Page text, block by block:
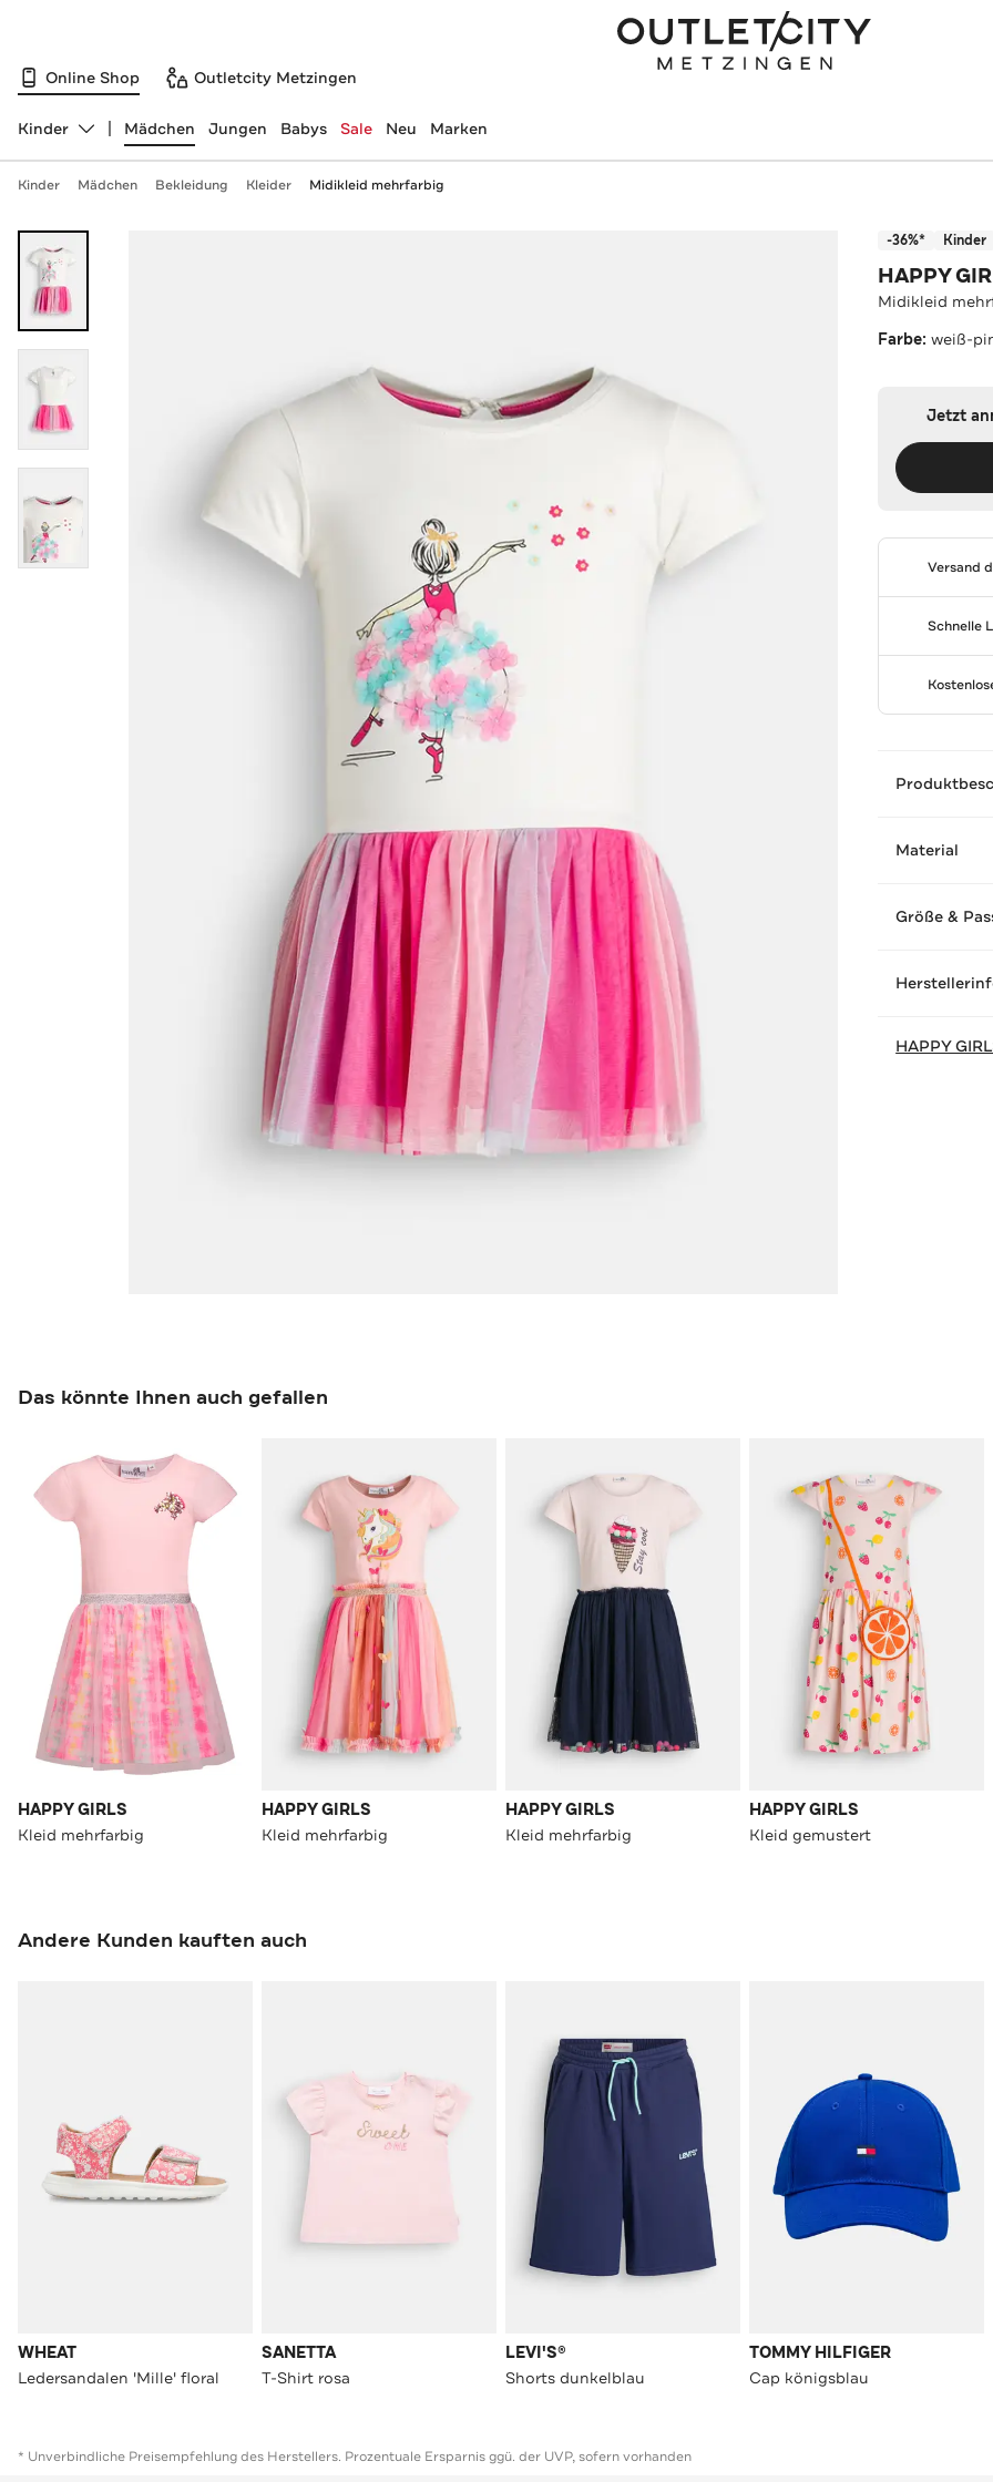
Online Shop Outletcity Metzingen
Abteilung ändern, ausgewählt:
Kinder Mädchen Jungen Babys Sale Neu Marken
Kinder Mädchen Bekleidung Kleider Midikleid mehrfarbig
-36%* Kinder
HAPPY
Midikleid
Farbe:weiß-
Jetzt
Versand
Schnelle
Material
Größe &
HAPPY
Das könnte Ihnen auch gefallen
HAPPY GIRLS
Kleid mehrfarbig
HAPPY GIRLS
Kleid mehrfarbig
HAPPY GIRLS
Kleid mehrfarbig
HAPPY GIRLS
Kleid gemustert
Andere Kunden kauften auch
WHEAT
Ledersandalen 'Mille' floral
SANETTA
T-Shirt rosa
LEVI'S®
Shorts dunkelblau
TOMMY HILFIGER
Cap königsblau
* Unverbindliche Preisempfehlung des Herstellers. Prozentuale Ersparnis ggü. der UVP, sofern vorhanden